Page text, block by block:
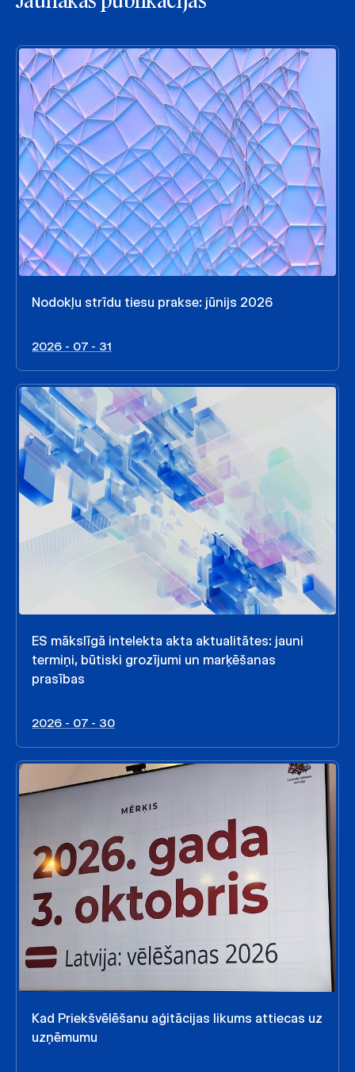
Nodokļu strīdu tiesu prakse: jūnijs 2026
2026 - 07 - 31
ES mākslīgā intelekta akta aktualitātes: jauni
termiņi, būtiski grozījumi un marķēšanas
prasības
2026 - 07 - 30
Kad Priekšvēlēšanu aģitācijas likums attiecas uz
uzņēmumu